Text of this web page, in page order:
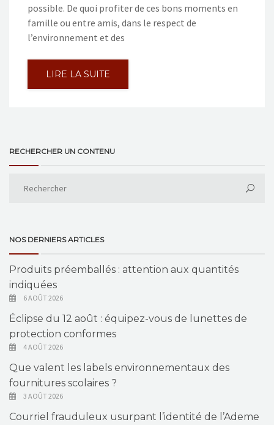
possible. De quoi profiter de ces bons moments en
famille ou entre amis, dans le respect de
l’environnement et des
LIRE LA SUITE
RECHERCHER UN CONTENU
NOS DERNIERS ARTICLES
Produits préemballés : attention aux quantités
indiquées
6 AOÛT 2026
Éclipse du 12 août : équipez-vous de lunettes de
protection conformes
4 AOÛT 2026
Que valent les labels environnementaux des
fournitures scolaires ?
3 AOÛT 2026
Courriel frauduleux usurpant l’identité de l’Ademe